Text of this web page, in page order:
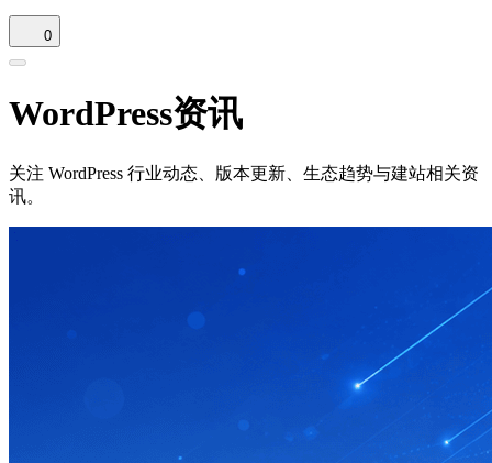
0
WordPress资讯
关注 WordPress 行业动态、版本更新、生态趋势与建站相关资
讯。